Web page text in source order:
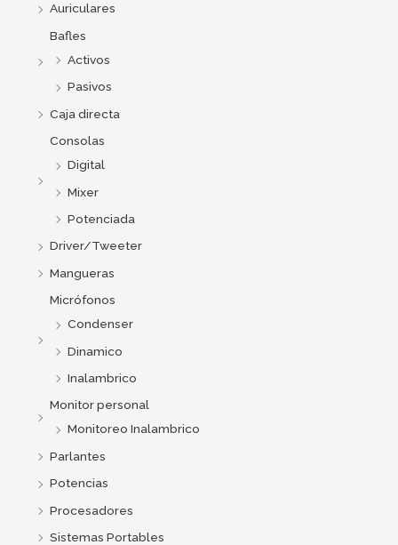
Auriculares
Bafles
Activos
Pasivos
Caja directa
Consolas
Digital
Mixer
Potenciada
Driver/Tweeter
Mangueras
Micrófonos
Condenser
Dinamico
Inalambrico
Monitor personal
Monitoreo Inalambrico
Parlantes
Potencias
Procesadores
Sistemas Portables